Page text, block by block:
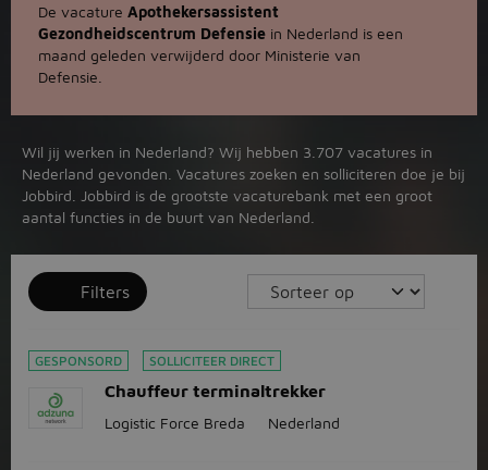
De vacature Apothekersassistent
Gezondheidscentrum Defensie in Nederland is een
maand geleden verwijderd door Ministerie van
Defensie.
Wil jij werken in Nederland? Wij hebben 3.707 vacatures in
Nederland gevonden. Vacatures zoeken en solliciteren doe je bij
Jobbird. Jobbird is de grootste vacaturebank met een groot
aantal functies in de buurt van Nederland.
Filters
GESPONSORD SOLLICITEER DIRECT
Chauffeur terminaltrekker
Logistic Force Breda Nederland